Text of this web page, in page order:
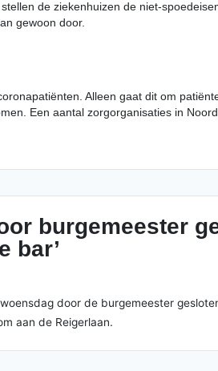
de ziekenhuizen de niet-
gewoon door.
Alleen gaat dit om
Een aantal zorgorganisaties in
burgemeester
bar’
door de burgemeester
aan de Reigerlaan.